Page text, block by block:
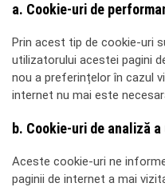
a. Cookie-uri de
Prin acest tip de cookie-uri
utilizatorului acestei pagini
nou a preferințelor în cazul
internet nu mai este
b. Cookie-uri de analiză
Aceste cookie-uri ne
paginii de internet a mai